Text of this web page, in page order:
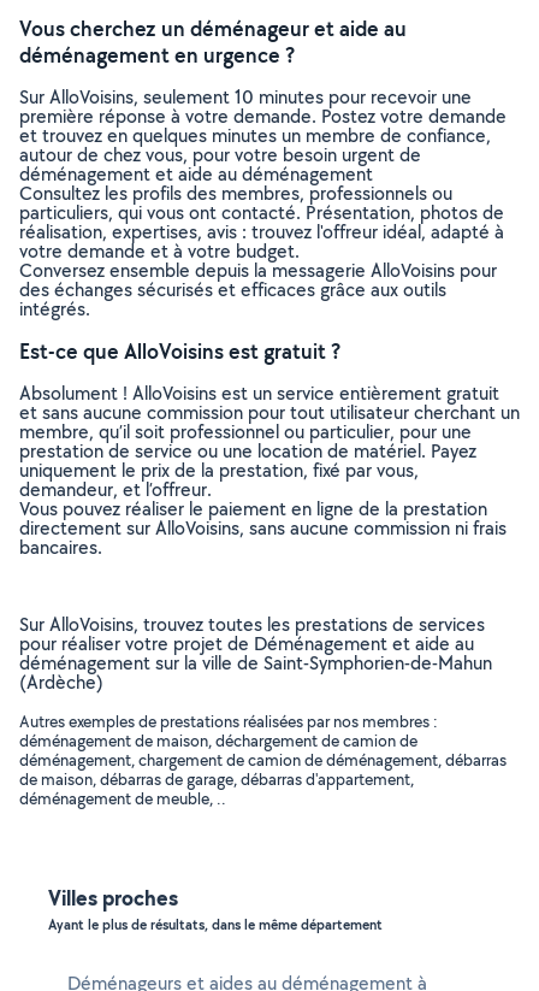
Vous cherchez un déménageur et aide au
déménagement en urgence ?
Sur AlloVoisins, seulement 10 minutes pour recevoir une
première réponse à votre demande. Postez votre demande
et trouvez en quelques minutes un membre de confiance,
autour de chez vous, pour votre besoin urgent de
déménagement et aide au déménagement
Consultez les profils des membres, professionnels ou
particuliers, qui vous ont contacté. Présentation, photos de
réalisation, expertises, avis : trouvez l'offreur idéal, adapté à
votre demande et à votre budget.
Conversez ensemble depuis la messagerie AlloVoisins pour
des échanges sécurisés et efficaces grâce aux outils
intégrés.
Est-ce que AlloVoisins est gratuit ?
Absolument ! AlloVoisins est un service entièrement gratuit
et sans aucune commission pour tout utilisateur cherchant un
membre, qu’il soit professionnel ou particulier, pour une
prestation de service ou une location de matériel. Payez
uniquement le prix de la prestation, fixé par vous,
demandeur, et l’offreur.
Vous pouvez réaliser le paiement en ligne de la prestation
directement sur AlloVoisins, sans aucune commission ni frais
bancaires.
Sur AlloVoisins, trouvez toutes les prestations de services
pour réaliser votre projet de Déménagement et aide au
déménagement sur la ville de Saint-Symphorien-de-Mahun
(Ardèche)
Autres exemples de prestations réalisées par nos membres :
déménagement de maison, déchargement de camion de
déménagement, chargement de camion de déménagement, débarras
de maison, débarras de garage, débarras d'appartement,
déménagement de meuble, ..
Villes proches
Ayant le plus de résultats, dans le même département
Déménageurs et aides au déménagement à